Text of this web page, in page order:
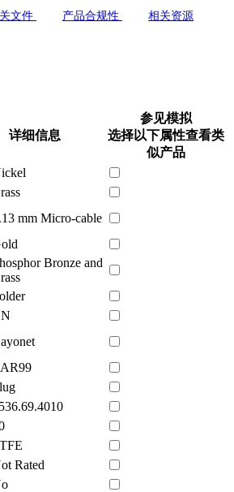
文件 产品合规性
相关资源
详细信息
参见模拟
选择以下属性查看类
似产品
mm Micro-cable
Bronze and
Rated